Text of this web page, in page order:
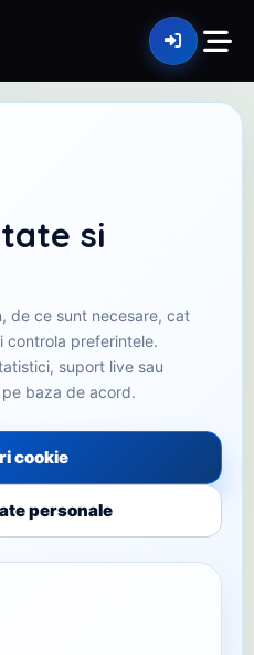
si
de ce sunt necesare, cat
controla preferintele.
suport live sau
baza de acord.
cookie
personale